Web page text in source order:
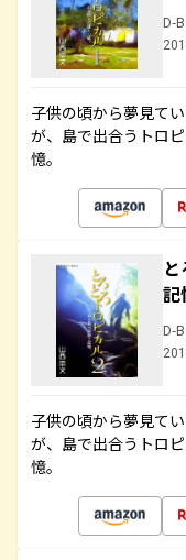
D-
子供の頃から夢見て
が、島で出合うトロ
憶。
D-
子供の頃から夢見て
が、島で出合うトロ
憶。